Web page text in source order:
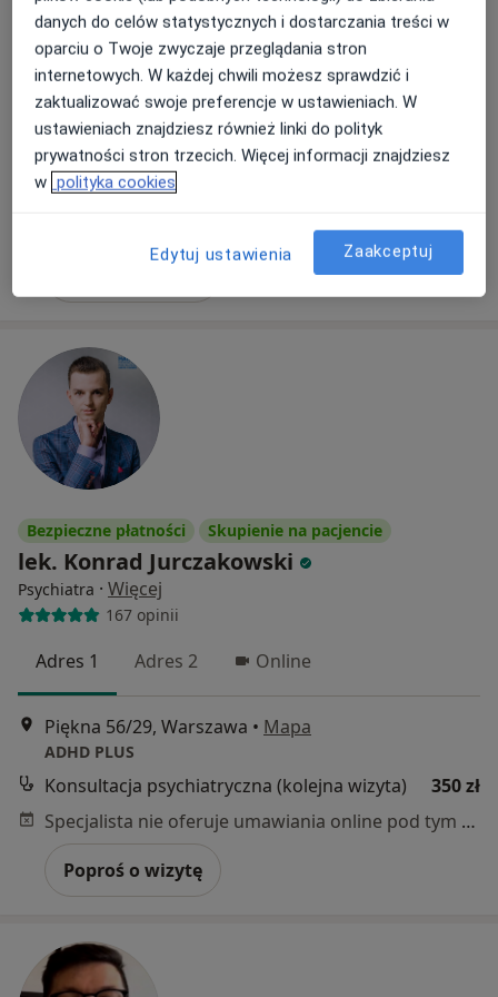
246 opinii
Adres Online
Ordynacka 11/1, Warszawa •Mapa
Poradnia Zdrowia Psychicznego METODA
Konsultacja psychiatryczna (kolejna wizyta)
Specjalista nie oferuje umawiania online pod tym adresem.
Bezpieczne płatności Skupienie na pacjencie
lek. Konrad Jurczakowski
Psychiatra · Więcej
167 opinii
Adres 1 Adres 2 Online
Piękna 56/29, Warszawa • Mapa
ADHD PLUS
Konsultacja psychiatryczna (kolejna wizyta)
350 zł
Specjalista nie oferuje umawiania online pod tym adresem.
Poproś o wizytę
danych do celów statystycznych i dostarczania treści w
oparciu o Twoje zwyczaje przeglądania stron
internetowych. W każdej chwili możesz sprawdzić i
zaktualizować swoje preferencje w ustawieniach. W
ustawieniach znajdziesz również linki do polityk
prywatności stron trzecich. Więcej informacji znajdziesz
w polityka cookies
Edytuj ustawienia Zaakceptuj